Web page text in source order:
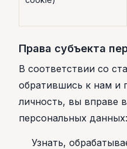
Права субъекта
В соответствии со
обратившись к нам и
личность, вы вправе
персональных данных:
Узнать,